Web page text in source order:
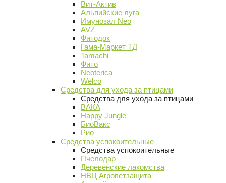
Вит-Актив
Альпийские луга
Имунозал Neo
AVZ
Фитодок
Гама-Маркет ТД
Tamachi
Фито
Neoterica
Welco
Средства для ухода за птицами
Средства для ухода за птицами
ВАКА
Happy Jungle
БиоВакс
Рио
Средства успокоительные
Средства успокоительные
Пчелодар
Деревенские лакомства
НВЦ Агроветзащита